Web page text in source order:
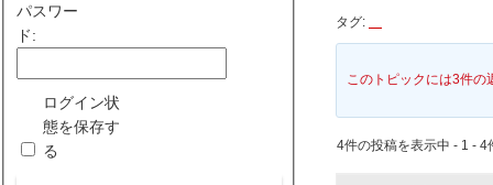
タグ:
このトピックには3件の
4件の投稿を表示中 - 1 - 4
パスワー
ド:
ログイン状
態を保存す
る